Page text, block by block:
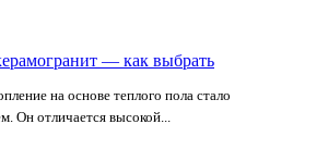
— как выбрать
на основе теплого пола стало
Он отличается высокой...